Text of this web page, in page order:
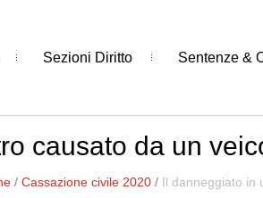
Sezioni Diritto Sentenze &
causato da un
/ Cassazione civile 2020 / Il danneggiato in